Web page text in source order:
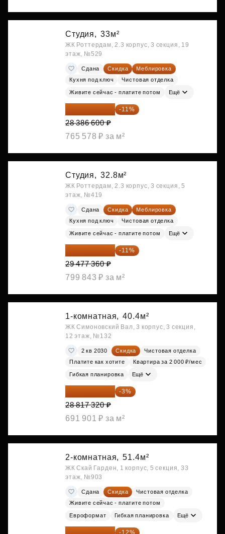
Студия, 33м²
ЖК Роттердам, 2.3 корпус, 3 секция, 19
этаж, №529
Сдана Скидка
Меблировка
Кухня под ключ
Чистовая отделка
Живите сейчас - платите потом Ещё
25 264 074 ₽ -11%
28 386 600 ₽
765 578 ₽ за м²
Студия, 32.8м²
ЖК Роттердам, 2.3 корпус, 3 секция, 5
этаж, №419
Сдана Скидка
Меблировка
Кухня под ключ
Чистовая отделка
Живите сейчас - платите потом Ещё
26 234 850 ₽ -11%
29 477 360 ₽
799 843 ₽ за м²
1-комнатная, 40.4м²
ЖК Симоновский Вал, 3 корпус, 3 секция,
12 этаж, №132
2 кв 2030 Скидка
Чистовая отделка
Платите как хотите
Квартира за 2 000 ₽/мес
Гибкая планировка Ещё
27 952 800 ₽ -3%
28 817 320 ₽
691 901 ₽ за м²
2-комнатная, 51.4м²
ЖК Скай Гарден, 1 корпус, 5 секция, 33
этаж, №903
Сдана Скидка
Чистовая отделка
Живите сейчас - платите потом
Евроформат Гибкая планировка Ещё
28 315 232 ₽ -12%